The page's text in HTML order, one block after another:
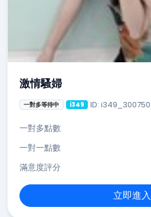
激情騷婦
一對多等待中 i349 ID: i349_300750
一對多點數
一對一點數
滿意度評分
立即進入